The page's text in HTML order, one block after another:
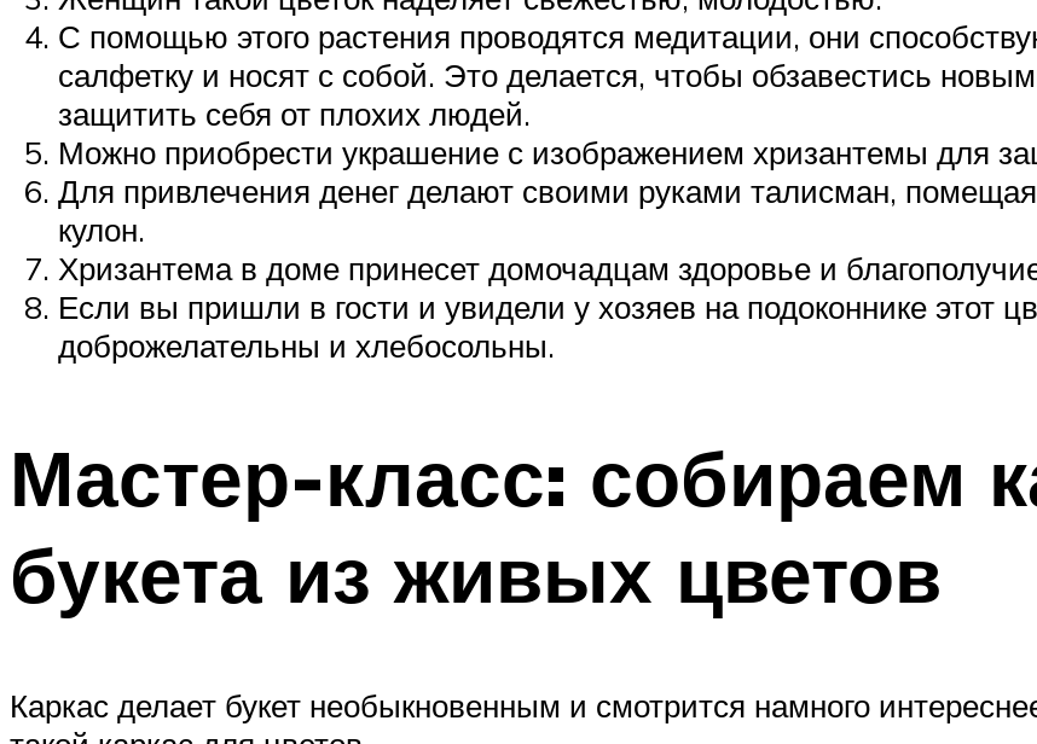
С помощью этого растения проводятся медитации, они
салфетку и носят с собой. Это делается, чтобы обзавестись
защитить себя от плохих людей.
Можно приобрести украшение с изображением хризантемы для
Для привлечения денег делают своими руками талисман,
кулон.
Хризантема в доме принесет домочадцам здоровье и
Если вы пришли в гости и увидели у хозяев на подоконнике этот
доброжелательны и хлебосольны.
Мастер-класс: собираем
букета из живых цветов
Каркас делает букет необыкновенным и смотрится намного